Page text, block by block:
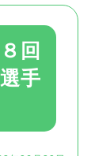
回
手